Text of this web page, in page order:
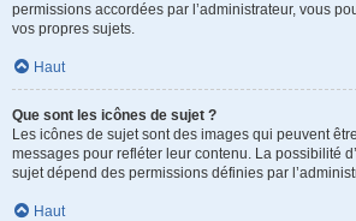
permissions accordées par l’administrateur, vous
vos propres sujets.
Haut
Que sont les icônes de sujet ?
Les icônes de sujet sont des images qui peuvent
messages pour refléter leur contenu. La possibilité
sujet dépend des permissions définies par
Haut